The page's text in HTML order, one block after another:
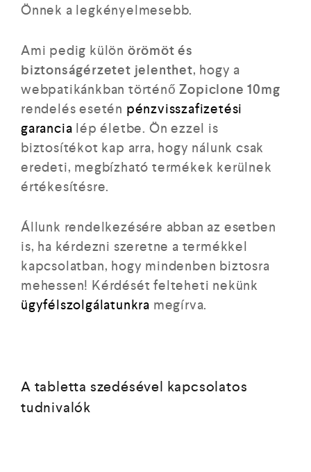
Önnek a legkényelmesebb.
Ami pedig külön örömöt és
biztonságérzetet jelenthet, hogy a
webpatikánkban történőZopiclone 10mg
rendelés esetén pénzvisszafizetési
garancia lép életbe. Ön ezzel is
biztosítékot kap arra, hogy nálunk csak
eredeti, megbízható termékek kerülnek
értékesítésre.
Állunk rendelkezésére abban az esetben
is, ha kérdezni szeretne a termékkel
kapcsolatban, hogy mindenben biztosra
mehessen! Kérdését felteheti nekünk
ügyfélszolgálatunkra megírva.
A tabletta szedésével kapcsolatos
tudnivalók